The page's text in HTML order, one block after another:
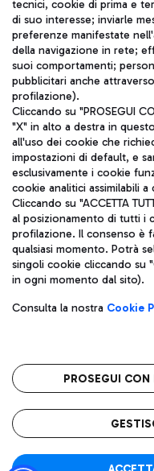
Fast Food
Pizza
Gelateria
Wine Bar & Sparkling
Raggiungi velocemente
tramite i servizi ferroviari
Autobus
Scopri le linee di
Leonardo Da Vinci.
Raggiungi l’aeroporto
Ristoranti
Scopri la nostra offerta
Mappa Aeroporto
Aeroporti di Roma S.p.A. -
coordinamento di Mundys
Codice fiscale e Registro
IVA 06572251004
Capitale sociale
Sede legale: Via Pier
telefono +39 06 65951
Privacy policy
tecnici, cookie di prima e
di suo interesse; inviarle
preferenze manifestate
della navigazione in rete;
suoi comportamenti;
pubblicitari anche
profilazione).
Cliccando su "PROSEGUI
"X" in alto a destra in
all'uso dei cookie che
impostazioni di default, e
esclusivamente i cookie
cookie analitici assimilabili a
Cliccando su "ACCETTA
al posizionamento di tutti i
profilazione. Il consenso è
qualsiasi momento. Potrà
singoli cookie cliccando su
in ogni momento dal sito).
Consulta la nostra Cookie
PROSEGUI CON